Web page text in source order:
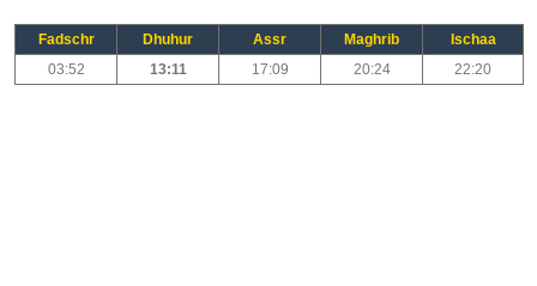
Fadschr Dhuhur Assr Maghrib
Ischaa
03:52
13:11 17:09 20:24 22:20